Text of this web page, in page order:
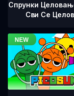
Спрунки
Сви Се